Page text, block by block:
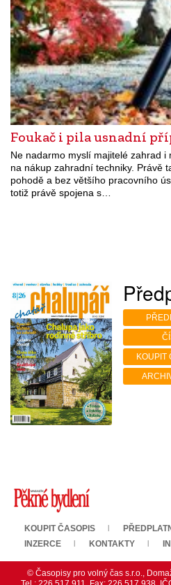
Foukač i pila usnadní
Ne nadarmo myslí majitelé zahrad i
na nákup zahradní techniky. Právě
pohodě a bez většího pracovního
totiž právě spojena s…
KOUPIT
KOUPIT ČASOPIS
INZERCE
KONTAKTY
© Časopisy pro volný čas s.r.o.,